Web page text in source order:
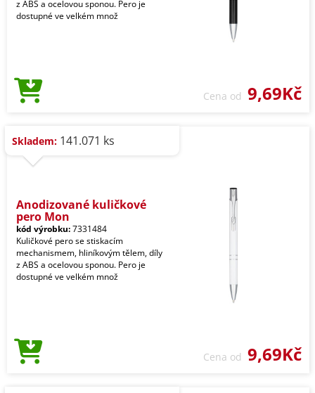
z ABS a ocelovou sponou. Pero je
dostupné ve velkém množ
Cena od 9,69Kč
Skladem: 141.071 ks
Anodizované kuličkové
pero Mon
kód výrobku:7331484
Kuličkové pero se stiskacím
mechanismem, hliníkovým tělem, díly
z ABS a ocelovou sponou. Pero je
dostupné ve velkém množ
Cena od 9,69Kč